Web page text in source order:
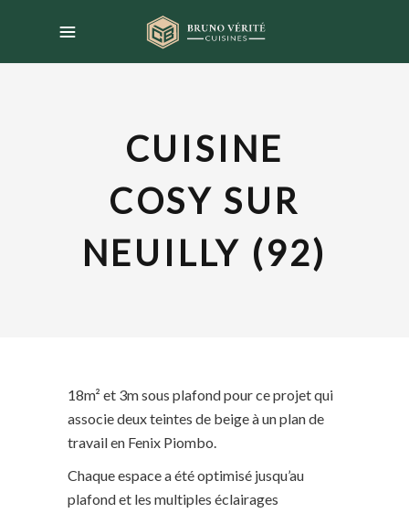
CUISINE
COSY SUR
NEUILLY (92)
18m² et 3m sous plafond pour ce projet qui
associe deux teintes de beige à un plan de
travail en Fenix Piombo.
Chaque espace a été optimisé jusqu’au
plafond et les multiples éclairages